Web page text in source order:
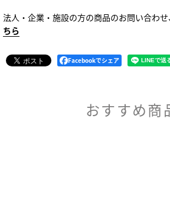
法人・企業・施設の方の商品のお問い合わ
ちら
Facebookでシェア
おすすめ商